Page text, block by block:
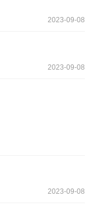
2023-09-08
2023-09-08
2023-09-08